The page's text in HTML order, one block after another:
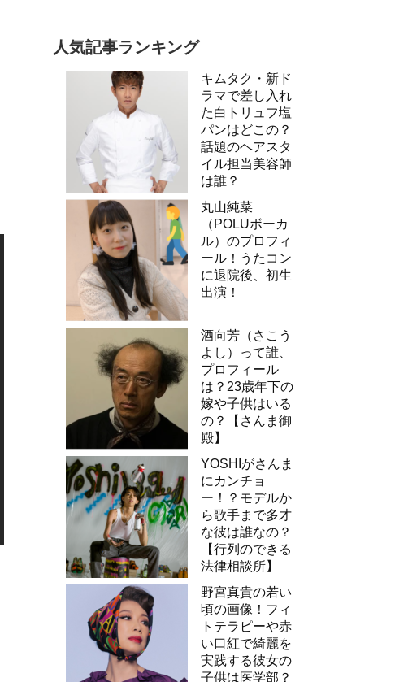
人気記事ランキング
キムタク・新ド
ラマで差し入れ
た白トリュフ塩
パンはどこの？
話題のヘアスタ
イル担当美容師
は誰？
丸山純菜
（POLUボーカ
ル）のプロフィ
ール！うたコン
に退院後、初生
出演！
酒向芳（さこう
よし）って誰、
プロフィール
は？23歳年下の
嫁や子供はいる
の？【さんま御
殿】
YOSHIがさんま
にカンチョ
ー！？モデルか
ら歌手まで多才
な彼は誰なの？
【行列のできる
法律相談所】
野宮真貴の若い
頃の画像！フィ
トテラピーや赤
い口紅で綺麗を
実践する彼女の
子供は医学部？